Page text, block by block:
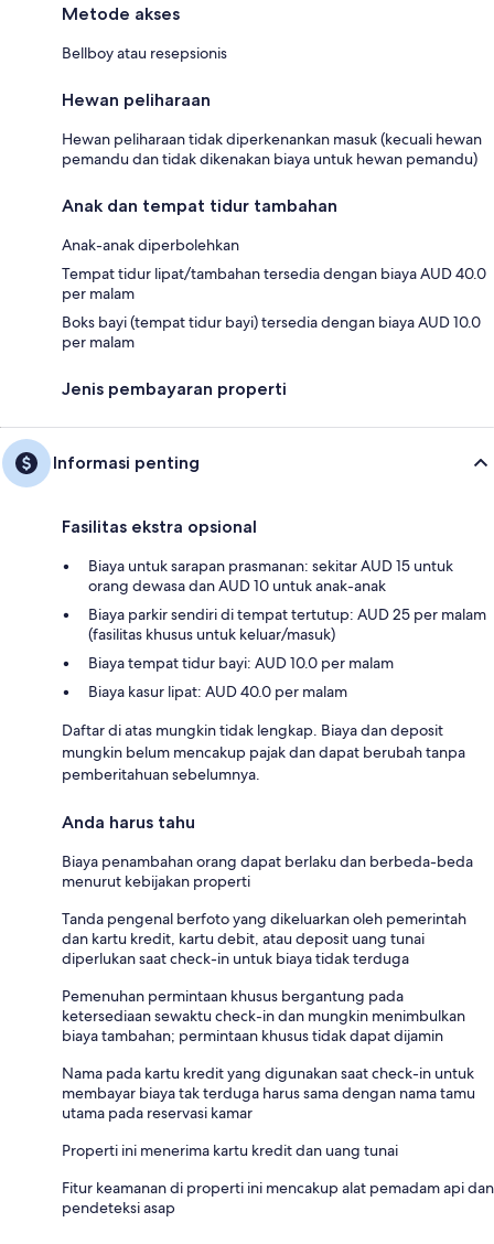
Metode akses
Bellboy atau resepsionis
Hewan peliharaan
Hewan peliharaan tidak diperkenankan masuk (kecuali hewan
pemandu dan tidak dikenakan biaya untuk hewan pemandu)
Anak dan tempat tidur tambahan
Anak-anak diperbolehkan
Tempat tidur lipat/tambahan tersedia dengan biaya AUD 40.0
per malam
Boks bayi (tempat tidur bayi) tersedia dengan biaya AUD 10.0
per malam
Jenis pembayaran properti
Informasi penting
Fasilitas ekstra opsional
Biaya untuk sarapan prasmanan: sekitar AUD 15 untuk
orang dewasa dan AUD 10 untuk anak-anak
Biaya parkir sendiri di tempat tertutup: AUD 25 per malam
(fasilitas khusus untuk keluar/masuk)
Biaya tempat tidur bayi: AUD 10.0 per malam
Biaya kasur lipat: AUD 40.0 per malam
Daftar di atas mungkin tidak lengkap. Biaya dan deposit
mungkin belum mencakup pajak dan dapat berubah tanpa
pemberitahuan sebelumnya.
Anda harus tahu
Biaya penambahan orang dapat berlaku dan berbeda-beda
menurut kebijakan properti
Tanda pengenal berfoto yang dikeluarkan oleh pemerintah
dan kartu kredit, kartu debit, atau deposit uang tunai
diperlukan saat check-in untuk biaya tidak terduga
Pemenuhan permintaan khusus bergantung pada
ketersediaan sewaktu check-in dan mungkin menimbulkan
biaya tambahan; permintaan khusus tidak dapat dijamin
Nama pada kartu kredit yang digunakan saat check-in untuk
membayar biaya tak terduga harus sama dengan nama tamu
utama pada reservasi kamar
Properti ini menerima kartu kredit dan uang tunai
Fitur keamanan di properti ini mencakup alat pemadam api dan
pendeteksi asap